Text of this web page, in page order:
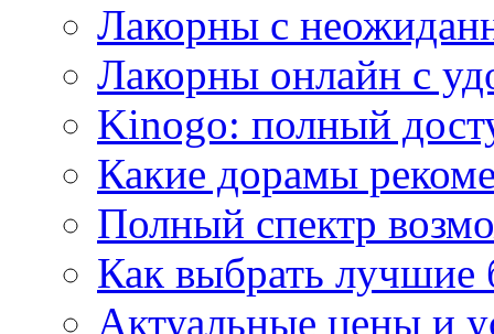
Лакорны с
Лакорны онлайн с
Kinogo: полный
Какие дорамы
Полный спектр
Как выбрать
Актуальные цены и